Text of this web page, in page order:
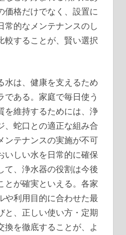
価格だけでなく、設置に
常的なメンテナンスのし
較することが、賢い選択
水は、健康を支えるため
である。家庭で毎日使う
を維持するためには、浄
、蛇口との適正な組み合
ンテナンスの実施が不可
いしい水を日常的に確保
て、浄水器の役割は今後
とが確実といえる。各家
や利用目的に合わせた最
と、正しい使い方・定期
換を徹底することが、よ